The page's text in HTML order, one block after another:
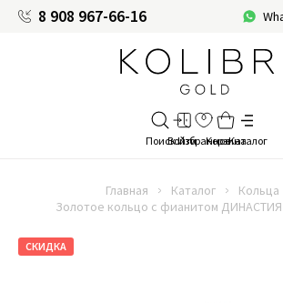
8 908 967-66-16
Главная Каталог
Кольца
Золотое кольцо с фианитом ДИНАСТИЯ
СКИДКА